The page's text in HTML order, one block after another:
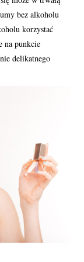
bez alkoholu
korzystać
na punkcie
delikatnego